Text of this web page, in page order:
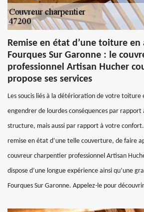
Remise en état d’une toiture en
Fourques Sur Garonne : le
professionnel Artisan Hucher
propose ses services
Les soucis liés à la détérioration de votre toiture
engendrer de lourdes conséquences par rapport
structure, mais aussi par rapport à votre
remise en état d’une telle couverture, de faire
couvreur charpentier professionnel Artisan
dispose d’une longue expérience ainsi qu’une
Fourques Sur Garonne. Appelez-le pour